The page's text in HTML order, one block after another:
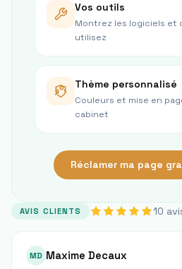
Vos outils
Montrez les logiciels et
utilisez
Thème personnalisé
Couleurs et mise en
cabinet
Réclamer ma page
AVIS CLIENTS 10
MD Maxime Decaux